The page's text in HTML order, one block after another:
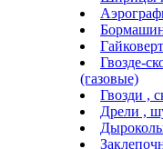
Гвозде-
(газовые)
Гвозди ,
Дрели ,